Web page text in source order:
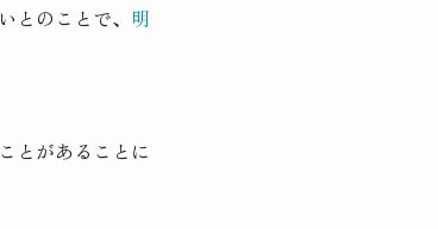
のことで、 明
とがあることに